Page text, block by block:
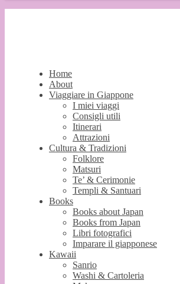
Home
About
Viaggiare in Giappone
I miei viaggi
Consigli utili
Itinerari
Attrazioni
Cultura & Tradizioni
Folklore
Matsuri
Te’ & Cerimonie
Templi & Santuari
Books
Books about Japan
Books from Japan
Libri fotografici
Imparare il giapponese
Kawaii
Sanrio
Washi & Cartoleria